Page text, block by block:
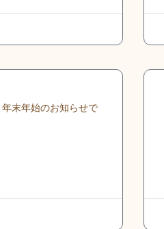
年末年始のお知らせで